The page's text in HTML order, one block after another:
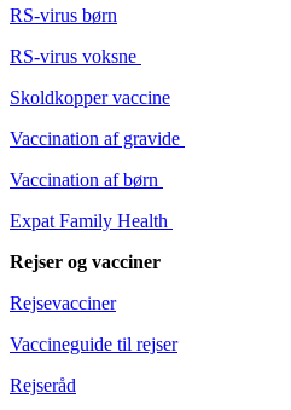
RS-virus børn
RS-virus voksne
Skoldkopper vaccine
Vaccination af gravide
Vaccination af børn
Expat Family Health
Rejser og vacciner
Rejsevacciner
Vaccineguide til rejser
Rejseråd